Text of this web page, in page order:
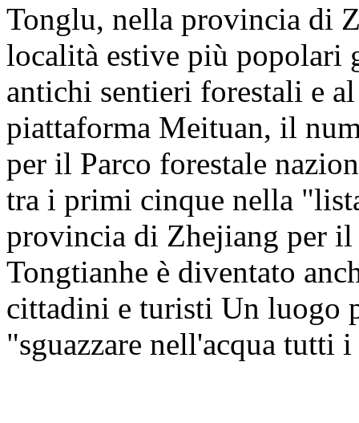
Tonglu, nella provincia di
località estive più popolari
antichi sentieri forestali e
piattaforma Meituan, il
per il Parco forestale
tra i primi cinque nella
provincia di Zhejiang per
Tongtianhe è diventato
cittadini e turisti Un luogo
"sguazzare nell'acqua tutti